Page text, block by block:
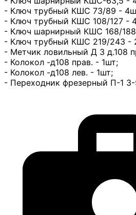
- Ключ трубный КШС 73/89 -
- Ключ трубный КШС 108/127 -
- Ключ шарнирный КШС 168/
- Ключ трубный КШС 219/243 -
- Метчик ловильный Д 3 д.108
- Колокол -д108 прав. - 1шт;
- Колокол -д108 лев. - 1шт;
- Переходник фрезерный П-1